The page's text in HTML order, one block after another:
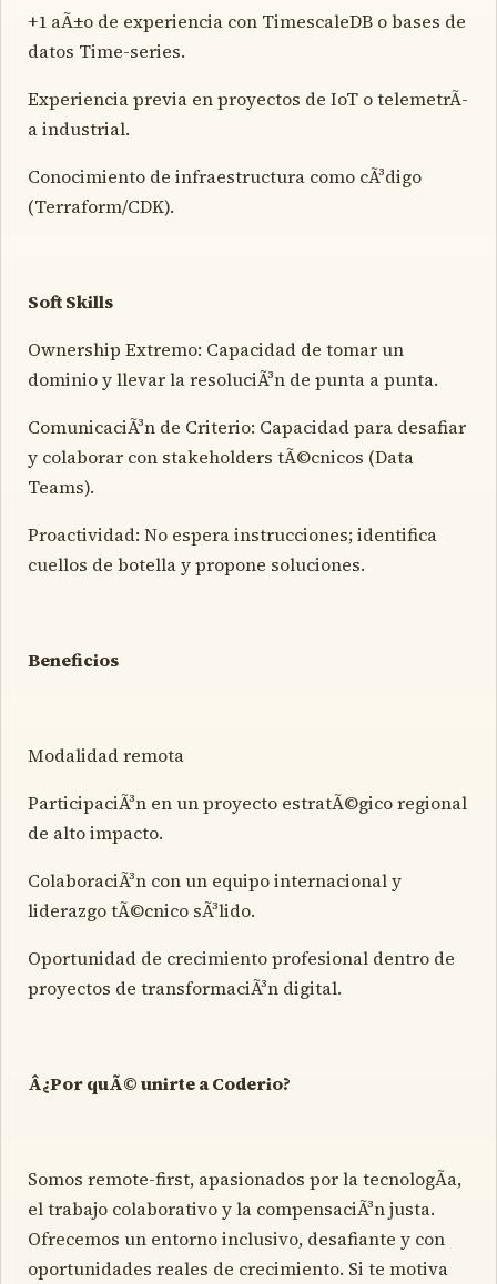
+1 aÃ±o de experiencia con TimescaleDB o bases de
datos Time-series.
Experiencia previa en proyectos de IoT o telemetrÃ­
a industrial.
Conocimiento de infraestructura como cÃ³digo
(Terraform/CDK).
Soft Skills
Ownership Extremo: Capacidad de tomar un
dominio y llevar la resoluciÃ³n de punta a punta.
ComunicaciÃ³n de Criterio: Capacidad para desafiar
y colaborar con stakeholders tÃ©cnicos (Data
Teams).
Proactividad: No espera instrucciones; identifica
cuellos de botella y propone soluciones.
Beneficios
Modalidad remota
ParticipaciÃ³n en un proyecto estratÃ©gico regional
de alto impacto.
ColaboraciÃ³n con un equipo internacional y
liderazgo tÃ©cnico sÃ³lido.
Oportunidad de crecimiento profesional dentro de
proyectos de transformaciÃ³n digital.
Â¿Por quÃ© unirte a Coderio?
Somos remote-first, apasionados por la tecnologÃ­a,
el trabajo colaborativo y la compensaciÃ³n justa.
Ofrecemos un entorno inclusivo, desafiante y con
oportunidades reales de crecimiento. Si te motiva